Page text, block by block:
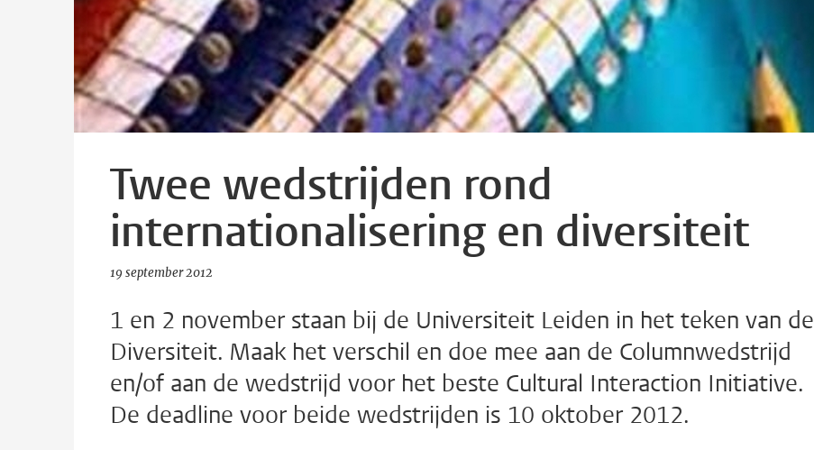
Twee wedstrijden rond
internationalisering en diversiteit
19 september 2012
1 en 2 november staan bij de Universiteit Leiden in het teken van de
Diversiteit. Maak het verschil en doe mee aan de Columnwedstrijd
en/of aan de wedstrijd voor het beste Cultural Interaction Initiative.
De deadline voor beide wedstrijden is 10 oktober 2012.